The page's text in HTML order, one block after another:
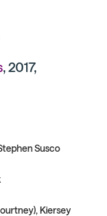
, 2017,
Susco
Kiersey